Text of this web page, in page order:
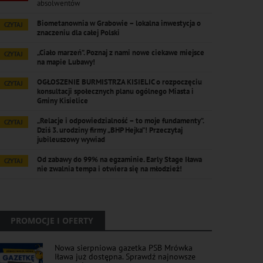
absolwentów
CZYTAJ
Biometanownia w Grabowie – lokalna inwestycja o
znaczeniu dla całej Polski
CZYTAJ
„Ciało marzeń”. Poznaj z nami nowe ciekawe miejsce
na mapie Lubawy!
CZYTAJ
OGŁOSZENIE BURMISTRZA KISIELIC o rozpoczęciu
konsultacji społecznych planu ogólnego Miasta i
Gminy Kisielice
CZYTAJ
„Relacje i odpowiedzialność – to moje fundamenty”.
Dziś 3. urodziny firmy „BHP Hejka”! Przeczytaj
jubileuszowy wywiad
CZYTAJ
Od zabawy do 99% na egzaminie. Early Stage Iława
nie zwalnia tempa i otwiera się na młodzież!
PROMOCJE I OFERTY
Nowa sierpniowa gazetka PSB Mrówka
Iława już dostępna. Sprawdź najnowsze